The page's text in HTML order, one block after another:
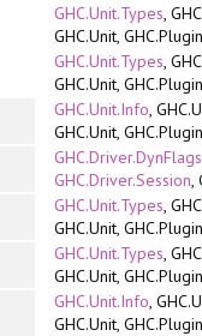
GHC.Unit.Types,
GHC.Unit,
GHC.Unit.Types,
GHC.Unit,
GHC.Unit.Info,
GHC.Unit,
GHC.Driver.DynFlags
GHC.Driver.Session,
GHC.Unit.Types,
GHC.Unit,
GHC.Unit.Types,
GHC.Unit,
GHC.Unit.Info,
GHC.Unit,